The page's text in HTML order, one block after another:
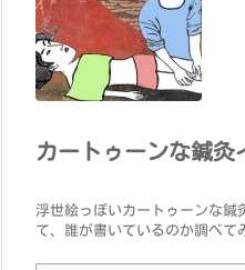
カートゥーンな鍼灸
浮世絵っぽいカートゥーンな
て、誰が書いているのか調べ